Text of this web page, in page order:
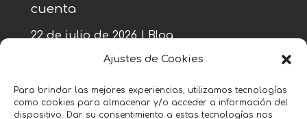
Ajustes de Cookies
Para brindar las mejores experiencias, utilizamos tecnologías
como cookies para almacenar y/o acceder a información del
dispositivo. Dar su consentimiento a estas tecnologías nos
cuenta
22 de julio de 2026|Blog
« Entradas más antiguas